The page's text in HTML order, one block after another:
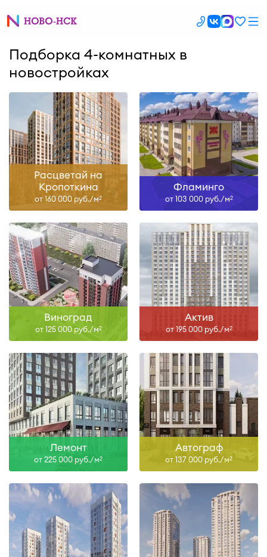
Подборка 4-комнатных в
новостройках
Расцветай на
Кропоткина
от 160 000 руб./м2
Фламинго
от 103 000 руб./м2
Виноград
от 125 000 руб./м2
Актив
от 195 000 руб./м2
Лемонт
от 225 000 руб./м2
Автограф
от 137 000 руб./м2